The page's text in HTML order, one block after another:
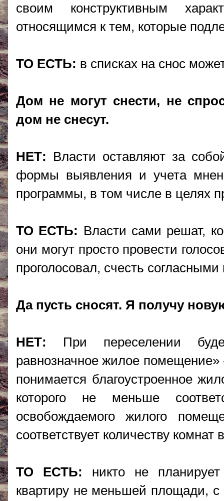
своим конструктивным
относящимся к тем, которые
ТО ЕСТЬ: в списках на снос
Дом не могут снести, не
дом не снесут.
НЕТ: Власти оставляют за
формы выявления и учета
программы, в том числе в целях
ТО ЕСТЬ: Власти сами решат,
они могут просто провести
проголосовал, счесть
Да пусть сносят. Я получу
НЕТ: При переселении
равнозначное жилое
понимается благоустроенное
которого не меньше
освобождаемого жилого
соответствует количеству
ТО ЕСТЬ: никто не
квартиру не меньшей площади,